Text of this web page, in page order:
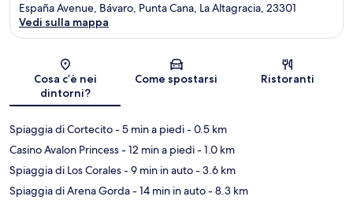
Mappa
España Avenue, Bávaro, Punta Cana, La Altagracia, 23301
Vedi sulla mappa
Cosa c’è nei
dintorni?
Come spostarsi Ristoranti
Spiaggia di Cortecito- 5 min a piedi- 0.5 km
Casino Avalon Princess- 12 min a piedi- 1.0 km
Spiaggia di Los Corales- 9 min in auto- 3.6 km
Spiaggia di Arena Gorda- 14 min in auto- 8.3 km